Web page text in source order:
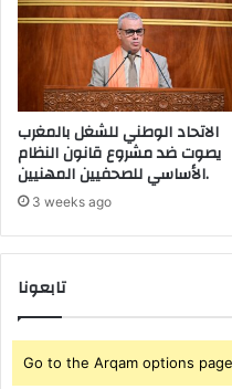
ل
ل
إ
ن
ا
أ
!
الاتحاد الوطني للشغل بالمغرب
يصوت ضد مشروع قانون النظام
الأساسي للصحفيين المهنيين.
3 weeks ago
تابعونا
Go to the Arqam options